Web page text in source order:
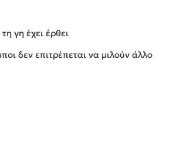
γη έχει έρθει
δεν επιτρέπεται να μιλούν άλλο